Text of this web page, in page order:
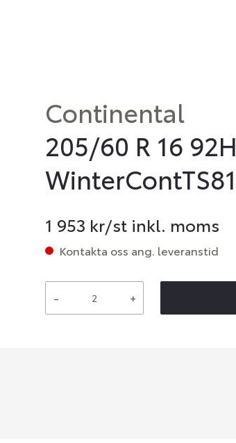
Continental
205/60 R 16
1 953 kr/st inkl. moms
Kontakta oss ang. leveranstid
- +